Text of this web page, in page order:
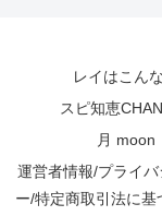
レイはこん
スピ知恵
月 moon
運営者情報/プライ
ー/特定商取引法に基